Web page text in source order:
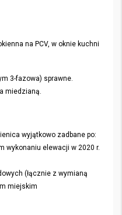
na PCV, w oknie kuchni
3-fazowa) sprawne.
miedzianą.
wyjątkowo zadbane po:
wykonaniu elewacji w 2020 r.
(łącznie z wymianą
miejskim